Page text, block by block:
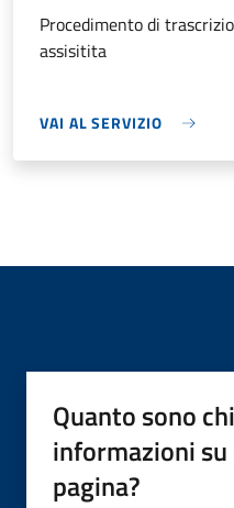
Procedimento di
assisitita
VAI AL SERVIZIO
Quanto sono
informazioni
pagina?